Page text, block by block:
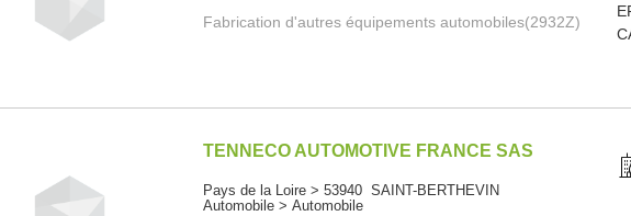
Fabrication d'autres équipements automobiles(2932Z)
TENNECO AUTOMOTIVE FRANCE SAS
Pays de la Loire > 53940 SAINT-BERTHEVIN
Automobile > Automobile